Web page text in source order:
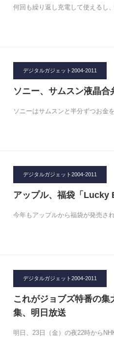
何回も繰り返し充電して使えるし
デジタルガジェット2004-2011
ソニー、サムスン液晶
ソニーはサムスンと半分ずつお金
デジタルガジェット2004-2011
アップル、福袋「Lucky
今年もアップルから福袋が発売さ
デジタルガジェット2004-2011
これがジョブズ特番の
集、明日放送
明日、23日（金）の夜22時から